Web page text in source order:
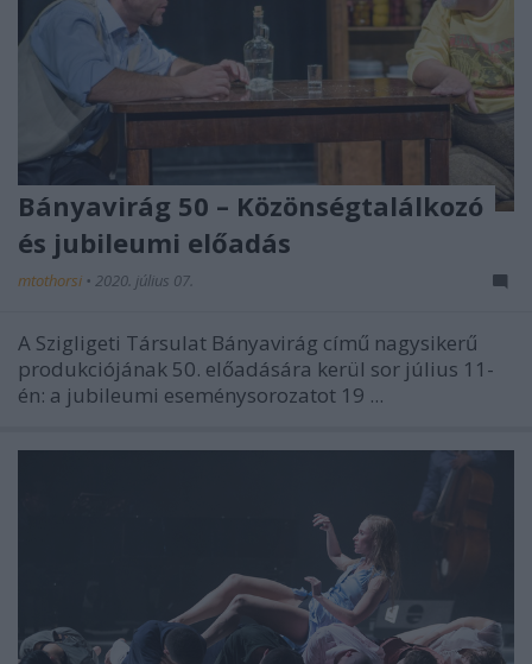
Bányavirág 50 – Közönségtalálkozó
és jubileumi előadás
mtothorsi • 2020. július 07.
A Szigligeti Társulat Bányavirág című nagysikerű
produkciójának 50. előadására kerül sor július 11-
én: a jubileumi eseménysorozatot 19 ...